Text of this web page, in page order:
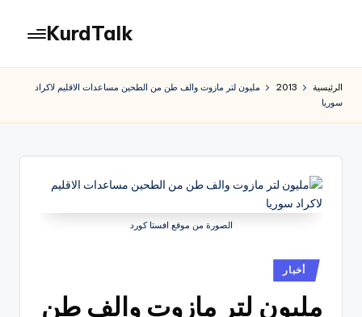
المحتوى
KurdTalk
اخبار
الرئيسية 2013
مليون لتر مازوت والف طن من الطحين مساعدات الاقليم لاكراد
سوريا
الصورة من موقع افستا كورد
نُشر
في
أخبار
مليون لتر مازوت والف طن